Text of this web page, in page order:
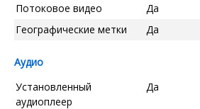
Потоковое видео
Да
Географические метки
Да
Аудио
Установленный
аудиоплеер
Да